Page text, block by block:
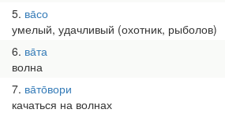
5 ва̄со
умелый, удачливый (охотник, рыболов)
6 ва̄та
волна
7 ва̄то̄вори
качаться на волнах